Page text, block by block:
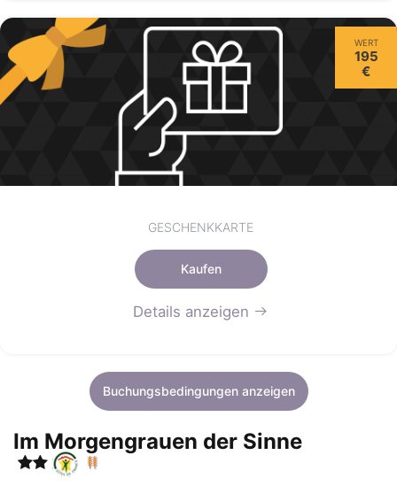
WERT
195
€
GESCHENKKARTE
Kaufen
Details anzeigen
Buchungsbedingungen anzeigen
Im Morgengrauen der Sinne